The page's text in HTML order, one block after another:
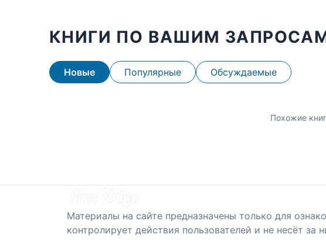
КНИГИ ПО ВАШИМ
Новые Популярные Обсуждаемые
Похожие
Материалы на сайте предназначены только для
контролирует действия пользователей и не несёт за